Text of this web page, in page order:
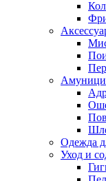
Одежда
Уход и